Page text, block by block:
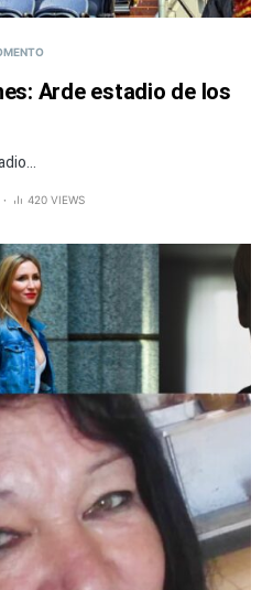
Arde estadio de los
420 VIEWS